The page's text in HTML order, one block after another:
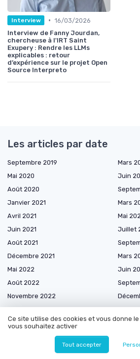
Interview • 16/03/2026
Interview de Fanny Jourdan,
chercheuse à l'IRT Saint
Exupery : Rendre les LLMs
explicables : retour
d’expérience sur le projet Open
Source Interpreto
Les articles par date
Septembre 2019
Mars
Mai 2020
Juin
Août 2020
Janvier 2021
Mars
Avril 2021
Mai
Juin 2021
Juillet
Août 2021
Décembre 2021
Mars
Mai 2022
Juin
Août 2022
Novembre 2022
Janvier 2023
Mars
Avril 2023
Mai
Ce site utilise des cookies et vous donne
vous souhaitez activer
Tout accepter